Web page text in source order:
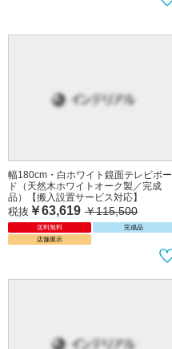
幅180cm・白ホワイト鏡面テレビボー
ド（天然木ホワイトオーク製／完成
品）【搬入設置サービス対応】
税抜 ￥63,619 ￥115,500
送料無料
完成品
店舗展示